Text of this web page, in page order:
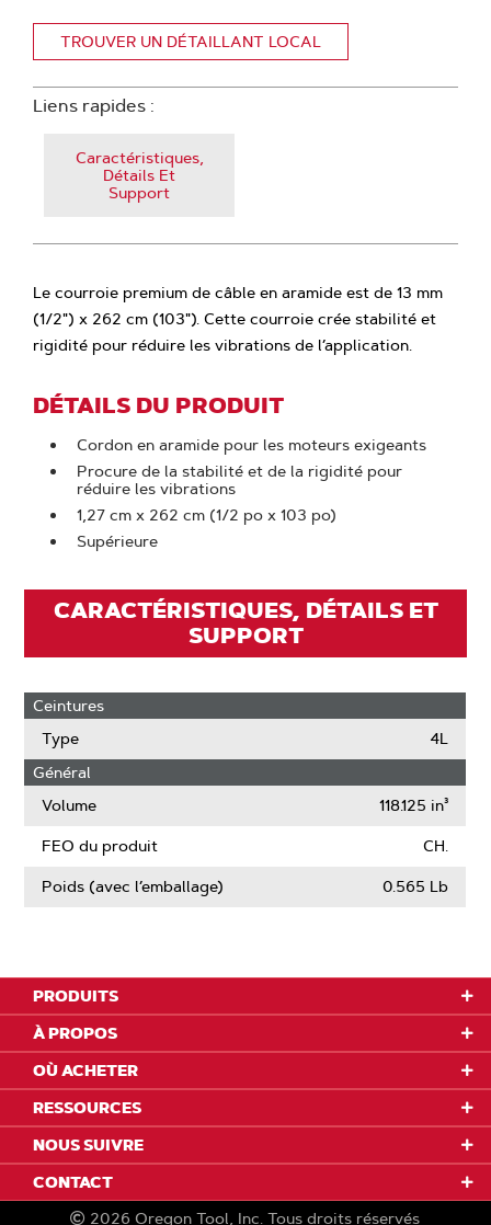
TROUVER UN DÉTAILLANT LOCAL
Liens rapides :
Caractéristiques,
Détails Et
Support
Le courroie premium de câble en aramide est de 13 mm
(1/2") x 262 cm (103"). Cette courroie crée stabilité et
rigidité pour réduire les vibrations de l’application.
DÉTAILS DU PRODUIT
Cordon en aramide pour les moteurs exigeants
Procure de la stabilité et de la rigidité pour
réduire les vibrations
1,27 cm x 262 cm (1/2 po x 103 po)
Supérieure
CARACTÉRISTIQUES, DÉTAILS ET
SUPPORT
Ceintures
Type
4L
Général
Volume
118.125 in³
FEO du produit CH.
Poids (avec l’emballage) 0.565 Lb
PRODUITS
À PROPOS
OÙ ACHETER
RESSOURCES
NOUS SUIVRE
CONTACT
2026 Oregon Tool, Inc. Tous droits réservés